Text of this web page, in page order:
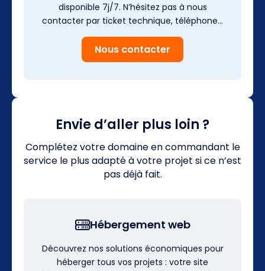
disponible 7j/7. N’hésitez pas à nous
contacter par ticket technique, téléphone…
Nous contacter
Envie d’aller plus loin ?
Complétez votre domaine en commandant le
service le plus adapté à votre projet si ce n’est
pas déjà fait.
Hébergement web
Découvrez nos solutions économiques pour
héberger tous vos projets : votre site